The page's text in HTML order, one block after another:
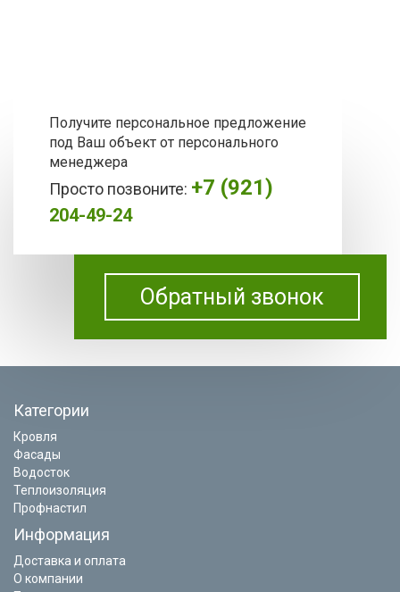
Получите персональное предложение
под Ваш объект от персонального
менеджера
Просто позвоните: +7 (921)
204-49-24
Обратный звонок
Категории
Кровля
Фасады
Водосток
Теплоизоляция
Профнастил
Информация
Доставка и оплата
О компании